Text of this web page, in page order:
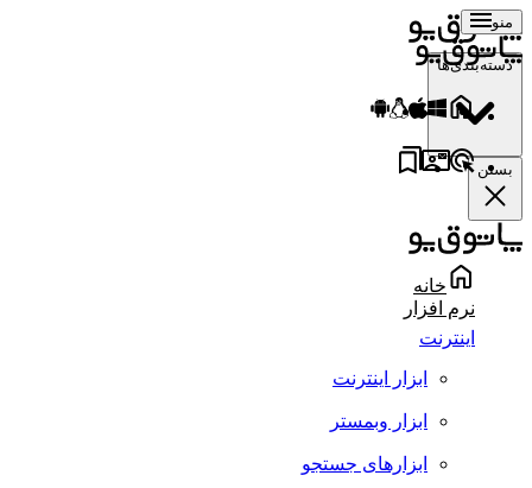
منو
دسته‌بندی‌ها
بستن
خانه
نرم افزار
اینترنت
ابزار اینترنت
ابزار وبمستر
ابزارهای جستجو